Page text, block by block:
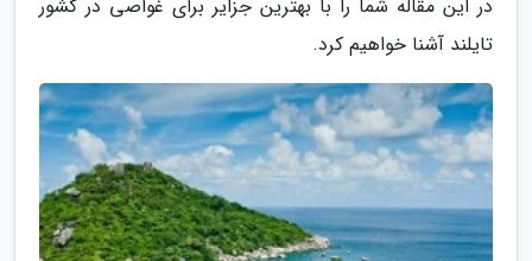
در این مقاله شما را با بهترین جزایر برای غواصی در کشور
تایلند آشنا خواهیم کرد.